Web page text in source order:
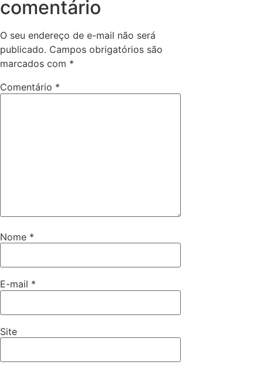
comentário
O seu endereço de e-mail não será
publicado. Campos obrigatórios são
marcados com *
Comentário *
Nome *
E-mail *
Site